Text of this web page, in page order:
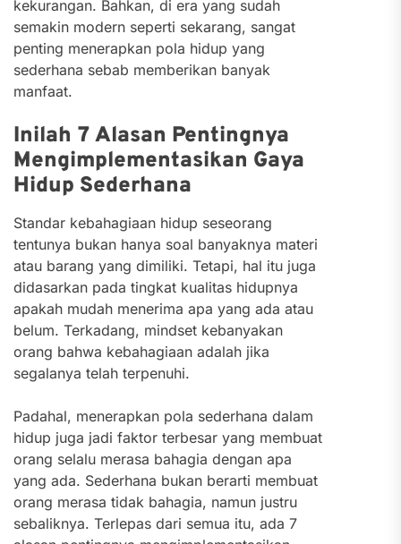
kekurangan. Bahkan, di era yang sudah
semakin modern seperti sekarang, sangat
penting menerapkan pola hidup yang
sederhana sebab memberikan banyak
manfaat.
Inilah 7 Alasan Pentingnya
Mengimplementasikan Gaya
Hidup Sederhana
Standar kebahagiaan hidup seseorang
tentunya bukan hanya soal banyaknya materi
atau barang yang dimiliki. Tetapi, hal itu juga
didasarkan pada tingkat kualitas hidupnya
apakah mudah menerima apa yang ada atau
belum. Terkadang, mindset kebanyakan
orang bahwa kebahagiaan adalah jika
segalanya telah terpenuhi.
Padahal, menerapkan pola sederhana dalam
hidup juga jadi faktor terbesar yang membuat
orang selalu merasa bahagia dengan apa
yang ada. Sederhana bukan berarti membuat
orang merasa tidak bahagia, namun justru
sebaliknya. Terlepas dari semua itu, ada 7